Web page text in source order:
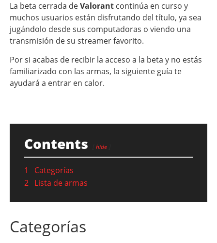
La beta cerrada deValorant continúa en curso y
muchos usuarios están disfrutando del título, ya sea
jugándolo desde sus computadoras o viendo una
transmisión de su streamer favorito.
Por si acabas de recibir la acceso a la beta y no estás
familiarizado con las armas, la siguiente guía te
ayudará a entrar en calor.
Contents hide
1
Categorías
2 Lista de armas
Categorías